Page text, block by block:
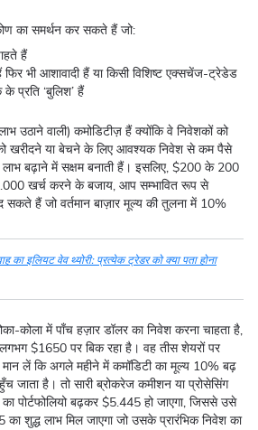
का समर्थन कर सकते हैं जो:
हैं
भी आशावादी हैं या किसी विशिष्ट एक्सचेंज-ट्रेडेड
प्रति ‘बुलिश’ हैं
उठाने वाली) कमोडिटीज़ हैं क्योंकि वे निवेशकों को
खरीदने या बेचने के लिए आवश्यक निवेश से कम पैसे
बढ़ाने में सक्षम बनाती हैं। इसलिए, $200 के 200
खर्च करने के बजाय, आप सम्भावित रूप से
हैं जो वर्तमान बाज़ार मूल्य की तुलना में 10%
का इलियट वेव थ्योरी: प्रत्येक ट्रेडर को क्या पता होना
कोला में पाँच हज़ार डॉलर का निवेश करना चाहता है,
$1650 पर बिक रहा है। वह तीस शेयरों पर
लें कि अगले महीने में कमॉडिटी का मूल्य 10% बढ़
है। तो सारी ब्रोकरेज कमीशन या प्रोसेसिंग
पोर्टफोलियो बढ़कर $5.445 हो जाएगा, जिससे उसे
शुद्ध लाभ मिल जाएगा जो उसके प्रारंभिक निवेश का